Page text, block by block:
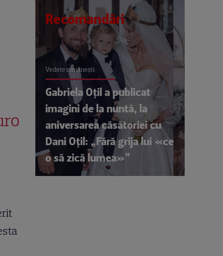
Recomandări
Vedete româneşti
Gabriela Oțil a publicat
imagini de la nuntă, la
aniversarea căsătoriei cu
Dani Oțil: „Fără grija lui «ce
o să zică lumea»”